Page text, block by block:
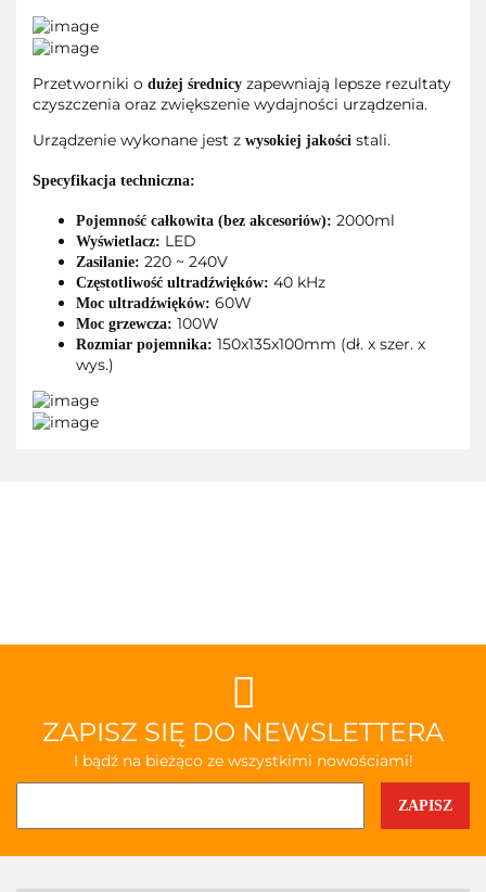
Przetworniki o dużej średnicy zapewniają lepsze rezultaty
czyszczenia oraz zwiększenie wydajności urządzenia.
Urządzenie wykonane jest z wysokiej jakości stali.
Specyfikacja techniczna:
Pojemność całkowita (bez akcesoriów): 2000ml
Wyświetlacz: LED
Zasilanie: 220 ~ 240V
Częstotliwość ultradźwięków: 40 kHz
Moc ultradźwięków: 60W
Moc grzewcza: 100W
Rozmiar pojemnika: 150x135x100mm (dł. x szer. x
wys.)
ZAPISZ SIĘ DO NEWSLETTERA
I bądź na bieżąco ze wszystkimi nowościami!